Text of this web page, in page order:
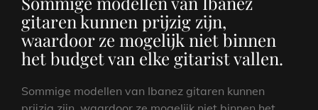
gitaren kunnen prijzig zijn,
waardoor ze mogelijk niet binnen
het budget van elke gitarist vallen.
Sommige modellen van Ibanez gitaren kunnen